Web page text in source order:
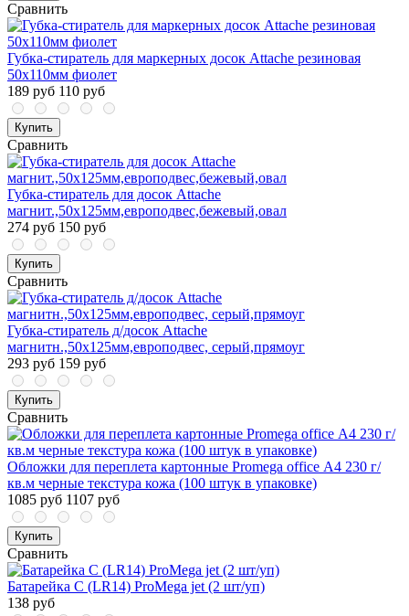
Сравнить
Губка-стиратель для маркерных досок Attache резиновая
50х110мм фиолет
189 руб 110 руб
Купить
Сравнить
Губка-стиратель для досок Attache
магнит.,50x125мм,европодвес,бежевый,овал
274 руб 150 руб
Купить
Сравнить
Губка-стиратель д/досок Attache
магнитн.,50x125мм,европодвес, серый,прямоуг
293 руб 159 руб
Купить
Сравнить
Обложки для переплета картонные Promega office А4 230 г/
кв.м черные текстура кожа (100 штук в упаковке)
1085 руб 1107 руб
Купить
Сравнить
Батарейка C (LR14) ProMega jet (2 шт/уп)
138 руб